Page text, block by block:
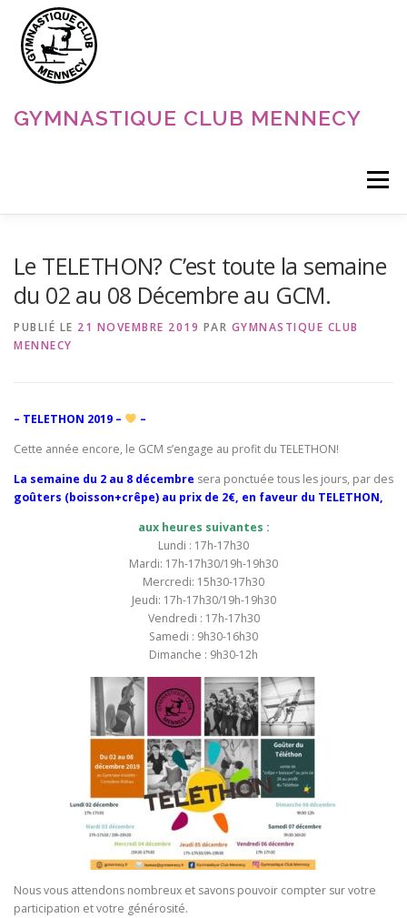
contenu
GYMNASTIQUE CLUB MENNECY
Menu
Le TELETHON? C’est toute la semaine
du 02 au 08 Décembre au GCM.
PUBLIÉ LE 21 NOVEMBRE 2019 PAR GYMNASTIQUE CLUB
MENNECY
– TELETHON 2019 –
–
Cette année encore, le GCM s’engage au profit du TELETHON!
La semaine du 2 au 8 décembre sera ponctuée tous les jours, par des
goûters (boisson+crêpe) au prix de 2€, en faveur du TELETHON,
aux heures suivantes :
Lundi : 17h-17h30
Mardi: 17h-17h30/19h-19h30
Mercredi: 15h30-17h30
Jeudi: 17h-17h30/19h-19h30
Vendredi : 17h-17h30
Samedi : 9h30-16h30
Dimanche : 9h30-12h
Nous vous attendons nombreux et savons pouvoir compter sur votre
participation et votre générosité.